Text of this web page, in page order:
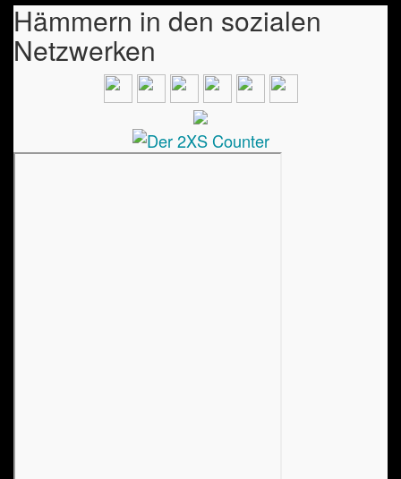
Hämmern in den sozialen
Netzwerken